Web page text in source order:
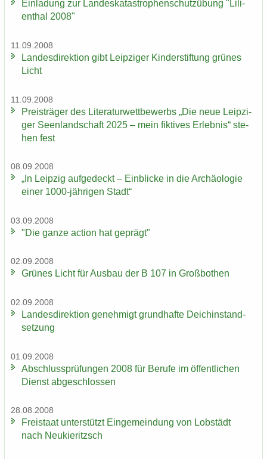
Ein­la­dung zur Lan­des­ka­ta­stro­phen­schutz­übung "Li­li­
en­thal 2008"
11.09.2008
Lan­des­di­rek­ti­on gibt Leip­zi­ger Kin­der­stif­tung grü­nes
Licht
11.09.2008
Preis­trä­ger des Li­te­ra­tur­wett­be­werbs „Die neue Leip­zi­
ger Se­en­land­schaft 2025 – mein fik­ti­ves Er­leb­nis“ ste­
hen fest
08.09.2008
„In Leip­zig auf­ge­deckt – Ein­bli­cke in die Ar­chäo­lo­gie
einer 1000-​jährigen Stadt“
03.09.2008
"Die ganze ac­tion hat ge­prägt"
02.09.2008
Grü­nes Licht für Aus­bau der B 107 in Groß­bo­then
02.09.2008
Lan­des­di­rek­ti­on ge­neh­migt grund­haf­te Deich­in­stand­
set­zung
01.09.2008
Ab­schluss­prü­fun­gen 2008 für Be­ru­fe im öf­fent­li­chen
Dienst ab­ge­schlos­sen
28.08.2008
Frei­staat un­ter­stützt Ein­ge­mein­dung von Lob­städt
nach Neu­kie­ritzsch